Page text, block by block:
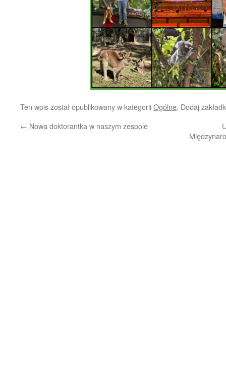
Ten wpis został opublikowany w kategoriiOgólne. Dodaj
← Nowa doktorantka w naszym zespole